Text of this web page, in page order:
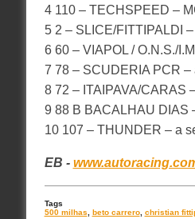
4 110 – TECHSPEED –
5 2 – SLICE/FITTIPALDI
6 60 – VIAPOL / O.N.S./
7 78 – SCUDERIA PCR –
8 72 – ITAIPAVA/CARAS
9 88 B BACALHAU DIAS
10 107 – THUNDER – a
EB -
Tags
500 milhas
beto carrero, christian